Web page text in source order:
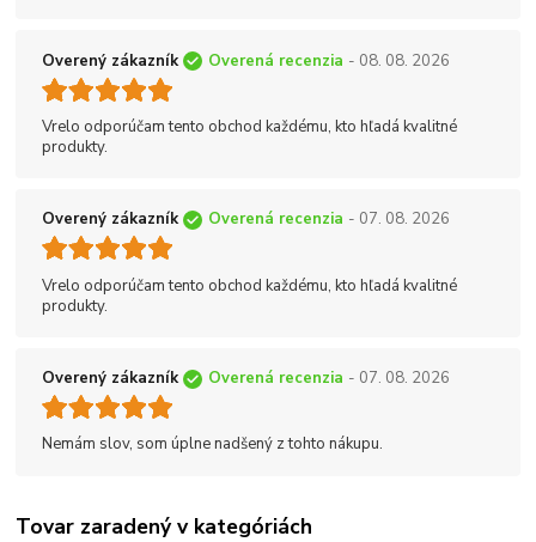
Overený zákazník Overená recenzia - 08. 08. 2026
Vrelo odporúčam tento obchod každému, kto hľadá kvalitné
produkty.
Overený zákazník Overená recenzia - 07. 08. 2026
Vrelo odporúčam tento obchod každému, kto hľadá kvalitné
produkty.
Overený zákazník Overená recenzia - 07. 08. 2026
Nemám slov, som úplne nadšený z tohto nákupu.
Tovar zaradený v kategóriách